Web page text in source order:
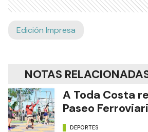
Edición Impresa
NOTAS
A Toda Costa
Paseo
DEPORTES